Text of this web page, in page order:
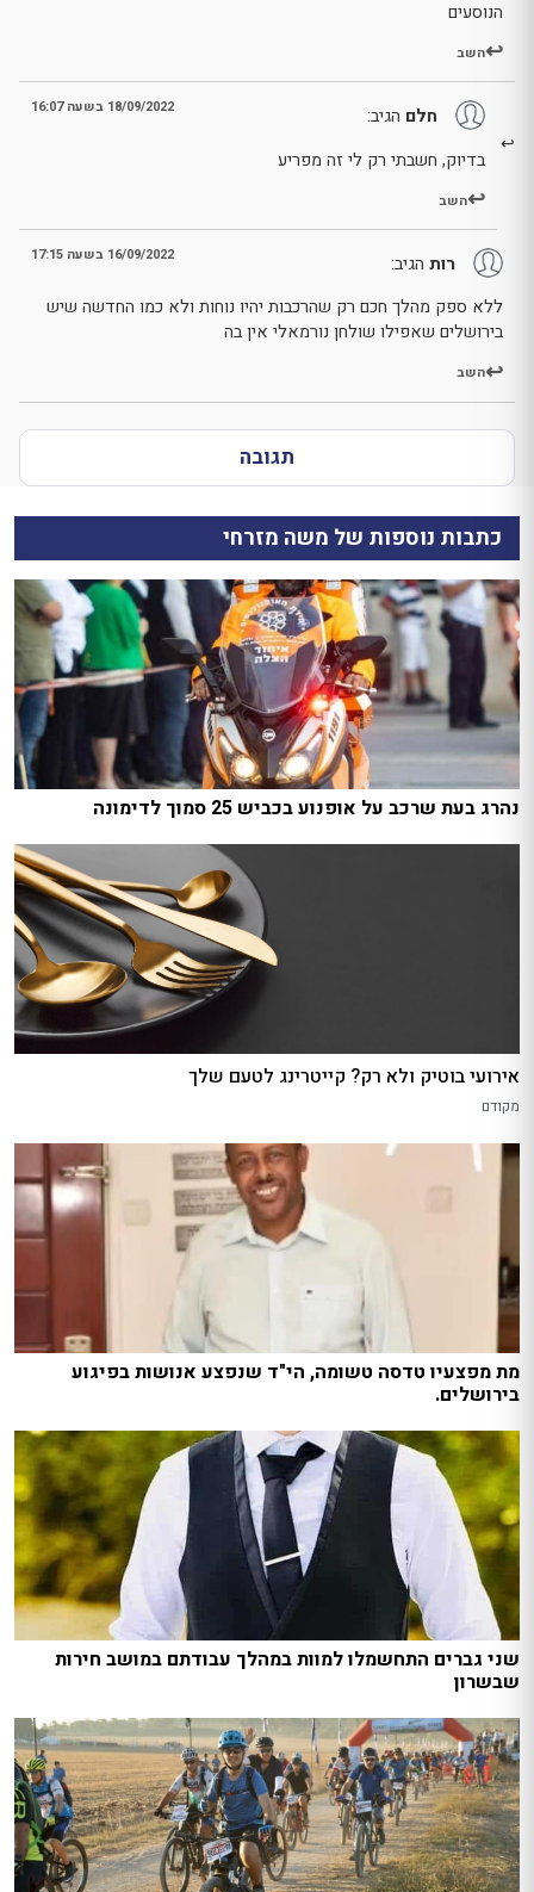
הנוסעים
השב
חלם הגיב: 18/09/2022 בשעה 16:07
בדיוק, חשבתי רק לי זה מפריע
השב
רות הגיב: 16/09/2022 בשעה 17:15
ללא ספק מהלך חכם רק שהרכבות יהיו נוחות ולא כמו החדשה שיש
בירושלים שאפילו שולחן נורמאלי אין בה
השב
תגובה
כתבות נוספות של משה מזרחי
נהרג בעת שרכב על אופנוע בכביש 25 סמוך לדימונה
אירועי בוטיק ולא רק? קייטרינג לטעם שלך
מקודם
מת מפצעיו טדסה טשומה, הי"ד שנפצע אנושות בפיגוע
בירושלים.
שני גברים התחשמלו למוות במהלך עבודתם במושב חירות
שבשרון